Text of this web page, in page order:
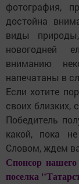
фотография,
достойна
виды
новогодней
вниманию
напечатаны в
Если хотите
своих близких,
Победитель
какой, пока
Словом, ждем
Спонсор
поселка